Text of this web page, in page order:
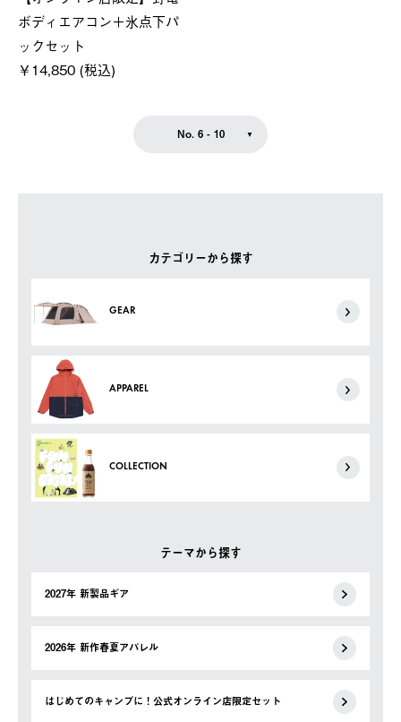
カテゴリーから探す
GEAR
APPAREL
COLLECTION
テーマから探す
2027年 新製品ギア
2026年 新作春夏アパレル
はじめてのキャンプに！公式オンライン店限定セット
ボディエアコン＋氷点下パ
ックセット
￥14,850 (税込)
No. 6 - 10